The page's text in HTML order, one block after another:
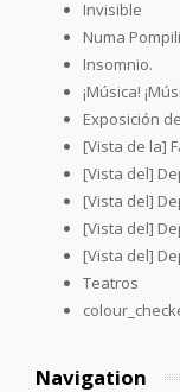
Invisible
Numa
Insomnio.
¡Música!
Exposición
[Vista de la]
[Vista del]
[Vista del]
[Vista del]
[Vista del]
Teatros
Navigation